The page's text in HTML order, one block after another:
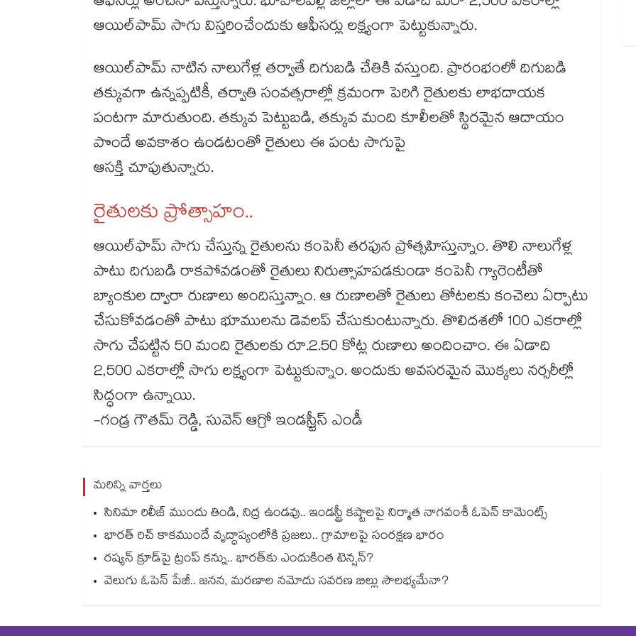
ఆయిల్‌‌‌‌‌‌‌‌పామ్ సాగు విస్తరించేందుకు ఆఫీసర్లు లక్ష్యంగా పెట్టుకున్నారు.
ఆయిల్‌‌‌‌‌‌‌‌పామ్ నాటిన నాలుగేళ్ల తర్వాతే దిగుబడి చేతికి వస్తుంది. ప్రారంభంలో దిగుబడి
తక్కువగా ఉన్నప్పటికీ, తర్వాతి సంవత్సరాల్లో క్రమంగా పెరిగి రైతులకు లాభదాయక
పంటగా మారుతుంది. తక్కువ పెట్టుబడి, తక్కువ మంది కూలీలతో స్థిరమైన ఆదాయం
పొందే అవకాశం ఉండటంతో రైతులు ఈ పంట సాగుపై
ఆసక్తి చూపుతున్నారు.
రైతులకు ప్రోత్సాహం..
ఆయిల్‌‌‌‌‌‌‌‌ఫామ్ సాగు చేస్తున్న రైతులను కంపెనీ తరఫున ప్రోత్సహిస్తున్నాం. తొలి నాలుగేళ్ల
పాటు దిగుబడి రాకపోవడంతో రైతులు నిరుత్సాహపడకుండా కంపెనీ గ్యారెంటీతో
బ్యాంకుల ద్వారా రుణాలు అందిస్తున్నాం. ఆ రుణాలతో రైతులు తోటలకు కంచెలు ఏర్పాటు
చేసుకోవడంతో పాటు భూములను డెవలప్​ చేసుకుంటున్నారు. తొలిదశలో 100 ఎకరాల్లో
సాగు చేపట్టిన 50 మంది రైతులకు రూ.2.50 కోట్ల రుణాలు అందించాం. ఈ ఏడాది
2,500 ఎకరాల్లో సాగు లక్ష్యంగా పెట్టుకున్నాం. అందుకు అవసరమైన మొక్కలు నర్సరీల్లో
సిద్ధంగా ఉన్నాయి.
-గండ్ర గౌతమ్ రెడ్డి, సువెన్ ఆగ్రో ఇండస్ర్టీస్ ఎండీ
మరిన్ని వార్తలు
సినిమా రిలీజ్ ముందు తిండి, నిద్ర ఉండవు.. ఇండస్ట్రీ కష్టాలపై నిర్మాత నాగవంశీ ఓపెన్ కామెంట్స్
భారత్ రిచ్ కాకముందే వృద్ధాప్యంలోకి ప్రజలు.. గ్రామాలపై సంరక్షణ భారం
రష్యన్ క్రూడ్‌పై ట్రంప్ కన్ను.. భారత్‌కు ఎందుకింత టెన్షన్?
వెలుగు ఓపెన్ పేజీ.. జనన, మరణాల నమోదు సవరణ బిల్లు సౌలభ్యమేనా?